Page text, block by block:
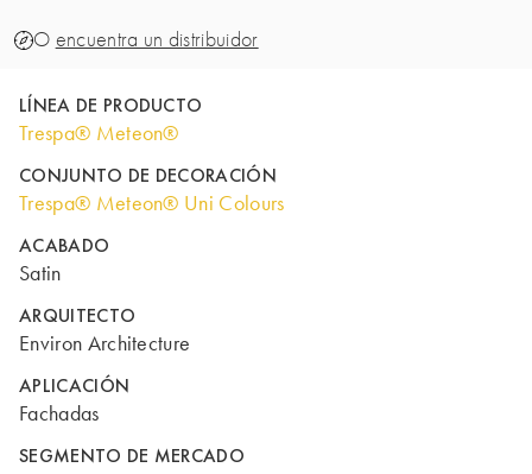
O encuentra un distribuidor
LÍNEA DE PRODUCTO
Trespa® Meteon®
CONJUNTO DE DECORACIÓN
Trespa® Meteon® Uni Colours
ACABADO
Satin
ARQUITECTO
Environ Architecture
APLICACIÓN
Fachadas
SEGMENTO DE MERCADO